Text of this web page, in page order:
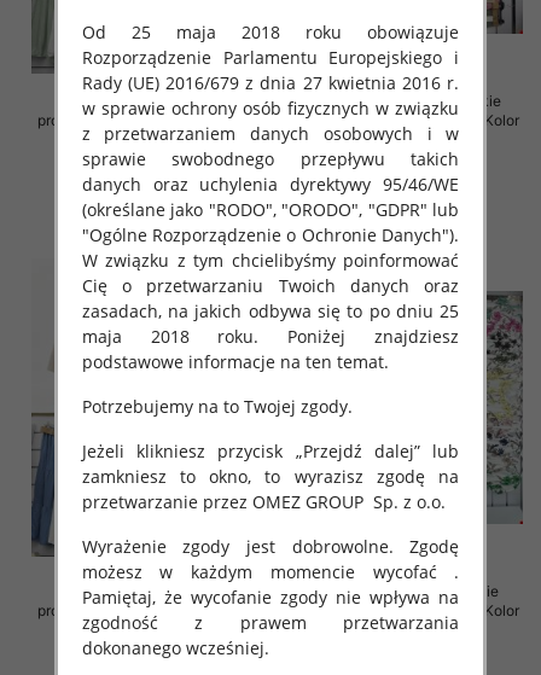
Spódnice damskie (Włoskie
produkt) Roz Standard, Mix Kolor
Paczka 5 szt
38.00 zł
szczegóły
Spódnice damskie (Włoskie
produkt) Roz Standard, Mix Kolor
Paczka 5 szt
35.00 zł
szczegóły
Spódnice damskie (Włoskie
produkt) Roz Standard, Mix Kolor
Paczka 5 szt
35.00 zł
Sukienki damskie (Włoskie
produkt) Roz Standard, Mix Kolor
Paczka 5 szt
Od 25 maja 2018 roku obowiązuje
Rozporządzenie Parlamentu Europejskiego i
Rady (UE) 2016/679 z dnia 27 kwietnia 2016 r.
w sprawie ochrony osób fizycznych w związku
z przetwarzaniem danych osobowych i w
sprawie swobodnego przepływu takich
danych oraz uchylenia dyrektywy 95/46/WE
(określane jako "RODO", "ORODO", "GDPR" lub
"Ogólne Rozporządzenie o Ochronie Danych").
W związku z tym chcielibyśmy poinformować
Cię o przetwarzaniu Twoich danych oraz
zasadach, na jakich odbywa się to po dniu 25
maja 2018 roku. Poniżej znajdziesz
podstawowe informacje na ten temat.
Potrzebujemy na to Twojej zgody.
Jeżeli klikniesz przycisk „Przejdź dalej” lub
zamkniesz to okno, to wyrazisz zgodę na
przetwarzanie przez OMEZ GROUP Sp. z o.o.
Wyrażenie zgody jest dobrowolne. Zgodę
możesz w każdym momencie wycofać .
Pamiętaj, że wycofanie zgody nie wpływa na
zgodność z prawem przetwarzania
dokonanego wcześniej.